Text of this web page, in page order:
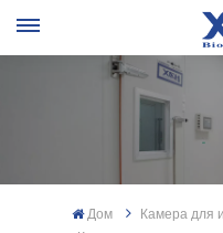
Дом
Камера для